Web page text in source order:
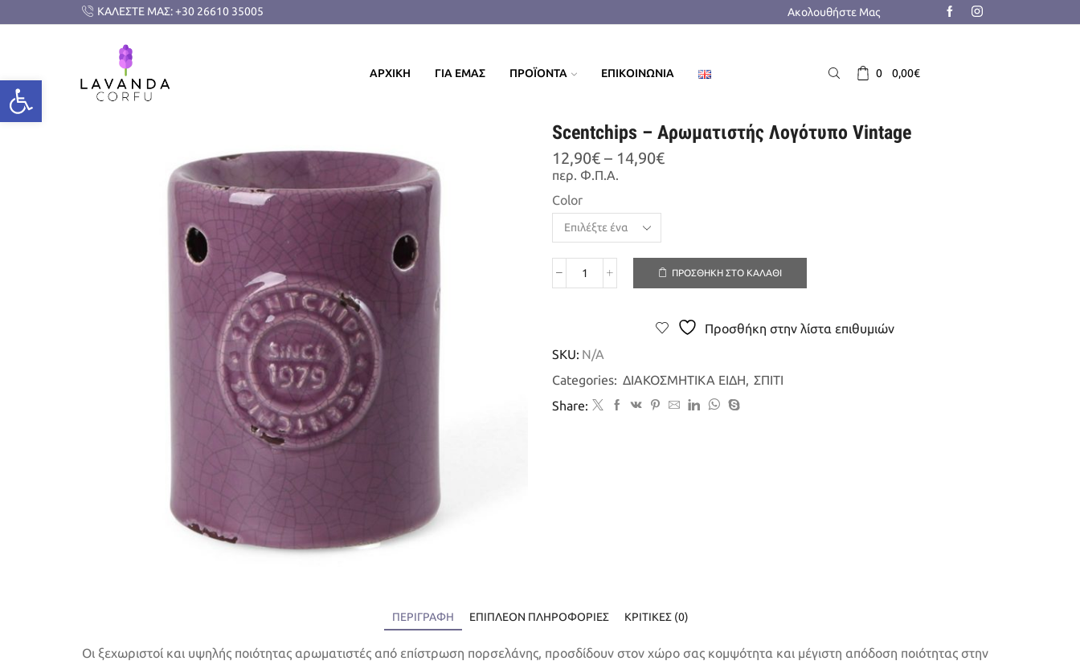
ΚΑΛΕΣΤΕ ΜΑΣ: +30 26610 35005 Ακολουθήστε Μας
ΑΡΧΙΚΗ ΓΙΑ ΕΜΑΣ ΠΡΟΪΟΝΤΑ ΕΠΙΚΟΙΝΩΝΙΑ 0 0,00€
Scentchips – Αρωματιστής Λογότυπο Vintage
12,90€ – 14,90€Price
περ. Φ.Π.Α.
Color
Scentchips
ποσότητα
ΠΡΟΣΘΉΚΗ ΣΤΟ ΚΑΛΆΘΙ
Προσθήκη στην λίστα επιθυμιών
SKU: N/A
Categories: ΔΙΑΚΟΣΜΗΤΙΚΑ ΕΙΔΗ, ΣΠΙΤΙ
Share:
ΠΕΡΙΓΡΑΦΉ ΕΠΙΠΛΈΟΝ ΠΛΗΡΟΦΟΡΊΕΣ ΚΡΙΤΙΚΈΣ (0)
Οι ξεχωριστοί και υψηλής ποιότητας αρωματιστές από επίστρωση πορσελάνης, προσδίδουν στον χώρο σας κομψότητα και μέγιστη απόδοση ποιότητας στην